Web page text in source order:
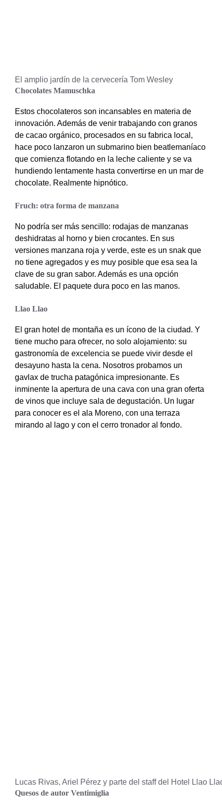
El amplio jardín de la cervecería Tom Wesley
Chocolates Mamuschka
Estos chocolateros son incansables en materia de
innovación. Además de venir trabajando con granos
de cacao orgánico, procesados en su fabrica local,
hace poco lanzaron un submarino bien beatlemaníaco
que comienza flotando en la leche caliente y se va
hundiendo lentamente hasta convertirse en un mar de
chocolate. Realmente hipnótico.
Fruch: otra forma de manzana
No podría ser más sencillo: rodajas de manzanas
deshidratas al horno y bien crocantes. En sus
versiones manzana roja y verde, este es un snak que
no tiene agregados y es muy posible que esa sea la
clave de su gran sabor. Además es una opción
saludable. El paquete dura poco en las manos.
Llao Llao
El gran hotel de montaña es un ícono de la ciudad. Y
tiene mucho para ofrecer, no solo alojamiento: su
gastronomía de excelencia se puede vivir desde el
desayuno hasta la cena. Nosotros probamos un
gavlax de trucha patagónica impresionante. Es
inminente la apertura de una cava con una gran oferta
de vinos que incluye sala de degustación. Un lugar
para conocer es el ala Moreno, con una terraza
mirando al lago y con el cerro tronador al fondo.
Lucas Rivas, Ariel Pérez y parte del staff del Hotel Llao
Quesos de autor Ventimiglia